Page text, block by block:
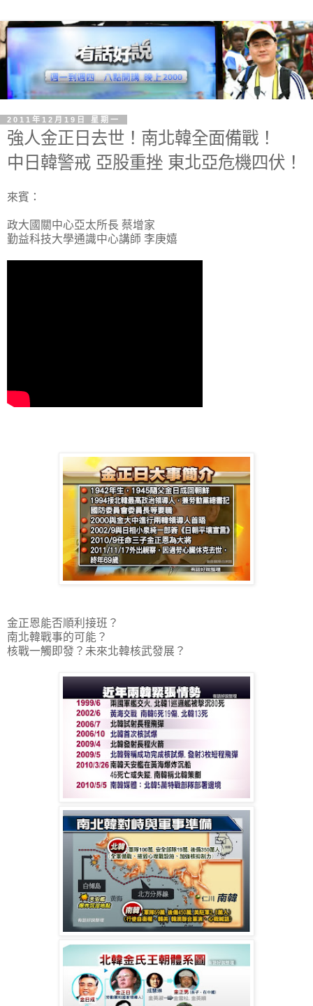
2011年12月19日 星期一
強人金正日去世！南北韓全面備戰！
中日韓警戒 亞股重挫 東北亞危機四伏！
來賓：
政大國關中心亞太所長 蔡增家
勤益科技大學通識中心講師 李庚嬉
金正恩能否順利接班？
南北韓戰事的可能？
核戰一觸即發？未來北韓核武發展？